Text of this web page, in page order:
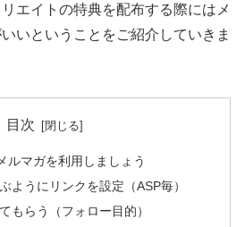
エイトの特典を配布する際にはメ
いということをご紹介していきま
目次
ルマガを利用しましょう
ようにリンクを設定（ASP毎）
もらう（フォロー目的）